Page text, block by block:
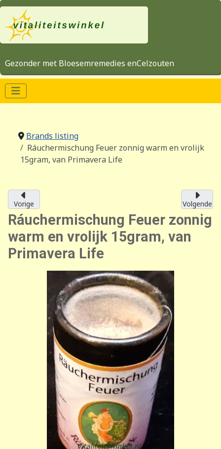
Gezonder met Bloesemremedies enCelzouten
Brands listing
Ráuchermischung Feuer zonnig warm en vrolijk
15gram, van Primavera Life
Vorige Volgende
Ráuchermischung Feuer zonnig
warm en vrolijk 15gram, van
Primavera Life